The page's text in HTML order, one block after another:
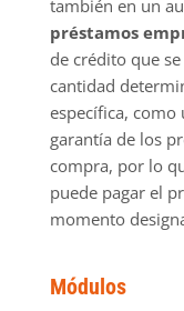
también en un
préstamos
de crédito que
cantidad
específica,
garantía de los
compra, por lo
puede pagar el
momento
Módulos